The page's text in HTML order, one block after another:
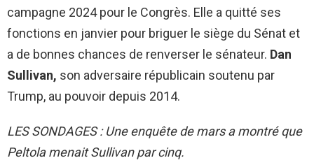
campagne 2024 pour le Congrès. Elle a quitté ses
fonctions en janvier pour briguer le siège du Sénat et
a de bonnes chances de renverser le sénateur. Dan
Sullivan, son adversaire républicain soutenu par
Trump, au pouvoir depuis 2014.
LES SONDAGES : Une enquête de mars a montré que
Peltola menait Sullivan par cinq.